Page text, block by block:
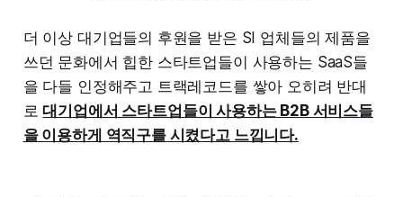
더 이상 대기업들의 후원을 받은 SI 업체들의 제품을
쓰던 문화에서 힙한 스타트업들이 사용하는 SaaS들
을 다들 인정해주고 트랙레코드를 쌓아 오히려 반대
로대기업에서 스타트업들이 사용하는 B2B 서비스들
을 이용하게 역직구를 시켰다고 느낍니다.